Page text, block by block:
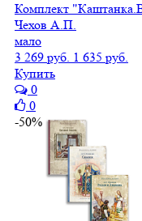
Комплект
Чехов А.П.
мало
3 269 руб. 1 635 руб.
Купить
0
0
-50%